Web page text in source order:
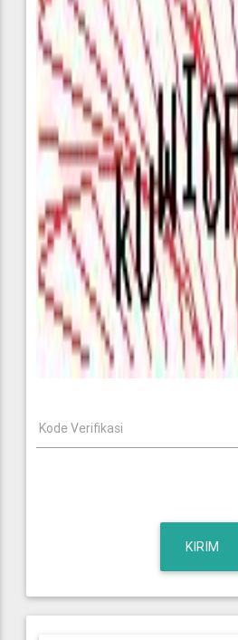
Kode Verifikasi